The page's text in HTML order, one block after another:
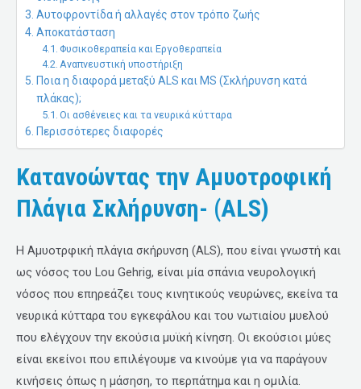
Αυτοφροντίδα ή αλλαγές στον τρόπο ζωής
Αποκατάσταση
Φυσικοθεραπεία και Εργοθεραπεία
Αναπνευστική υποστήριξη
Ποια η διαφορά μεταξύ ALS και MS (Σκλήρυνση κατά
πλάκας);
Οι ασθένειες και τα νευρικά κύτταρα
Περισσότερες διαφορές
Κατανοώντας την Αμυοτροφική
Πλάγια Σκλήρυνση- (ALS)
Η Αμυοτρφική πλάγια σκήρυνση (ALS), που είναι γνωστή και
ως νόσος του Lou Gehrig, είναι μία σπάνια νευρολογική
νόσος που επηρεάζει τους κινητικούς νευρώνες, εκείνα τα
νευρικά κύτταρα του εγκεφάλου και του νωτιαίου μυελού
που ελέγχουν την εκούσια μυϊκή κίνηση. Οι εκούσιοι μύες
είναι εκείνοι που επιλέγουμε να κινούμε για να παράγουν
κινήσεις όπως η μάσηση, το περπάτημα και η ομιλία.